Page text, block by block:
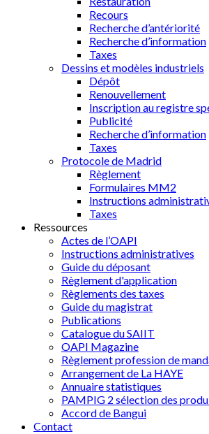
Recours
Recherche d’antériorité
Recherche d’information
Taxes
Dessins et modèles industriels
Dépôt
Renouvellement
Inscription au registre
Publicité
Recherche d’information
Taxes
Protocole de Madrid
Règlement
Formulaires MM2
Instructions
Taxes
Ressources
Actes de l’OAPI
Instructions administratives
Guide du déposant
Règlement d'application
Règlements des taxes
Guide du magistrat
Publications
Catalogue du SAIIT
OAPI Magazine
Règlement profession de
Arrangement de La HAYE
Annuaire statistiques
PAMPIG 2 sélection des
Accord de Bangui
Contact